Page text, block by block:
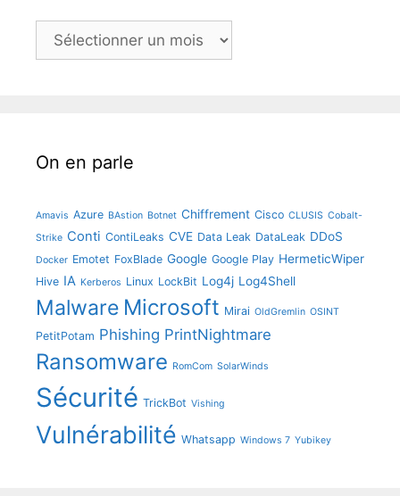
Archives
On en parle
Amavis Azure BAstion Botnet Chiffrement Cisco CLUSIS Cobalt-
Strike Conti ContiLeaks CVE Data Leak DataLeak DDoS
Docker Emotet FoxBlade Google Google Play HermeticWiper
Hive IA Kerberos Linux LockBit Log4j Log4Shell
Malware Microsoft Mirai OldGremlin OSINT
PetitPotam Phishing PrintNightmare
Ransomware RomCom SolarWinds
Sécurité TrickBot Vishing
Vulnérabilité Whatsapp Windows 7 Yubikey